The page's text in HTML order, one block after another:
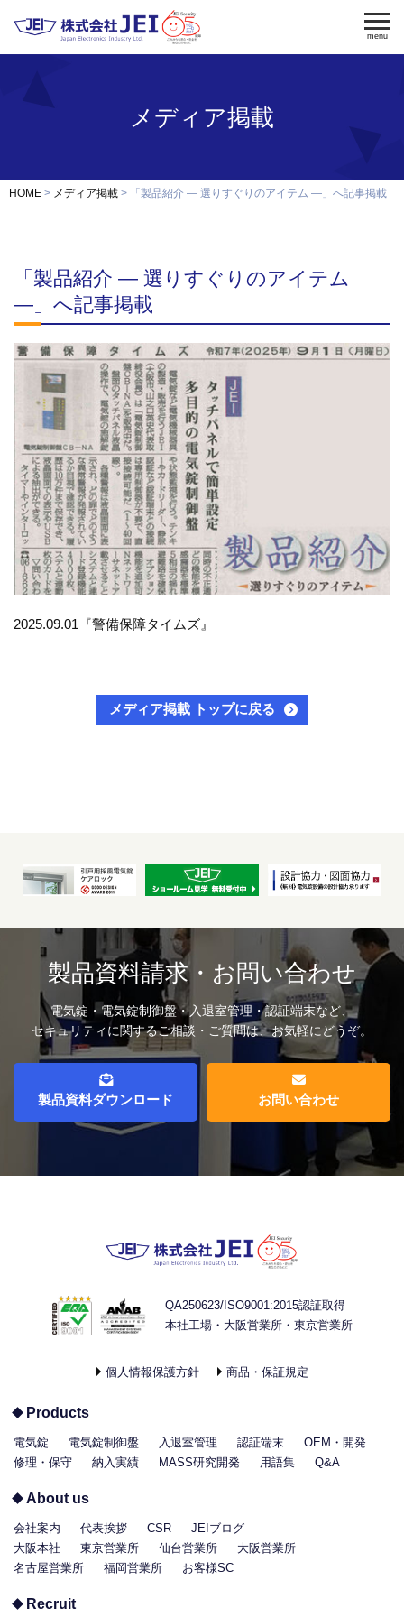
会社案内 求人採用
製品資料ダウンロード お問い合わせ
電気錠制御盤 入退室管理
menu
メディア掲載
HOME メディア掲載 「製品紹介 ― 選りすぐりのアイテム ―」へ記事掲載
「製品紹介 ― 選りすぐりのアイテム
―」へ記事掲載
2025.09.01『警備保障タイムズ』
メディア掲載 トップに戻る
製品資料請求・お問い合わせ
電気錠・電気錠制御盤・入退室管理・認証端末など、
セキュリティに関するご相談・ご質問は、お気軽にどうぞ。
製品資料ダウンロード お問い合わせ
QA250623/ISO9001:2015認証取得
本社工場・大阪営業所・東京営業所
個人情報保護方針 商品・保証規定
Products
電気錠 電気錠制御盤 入退室管理 認証端末
OEM・開発
修理・保守
納入実績 MASS研究開発 用語集 Q&A
About us
会社案内 代表挨拶 CSR
JEIブログ
大阪本社
東京営業所 仙台営業所
大阪営業所
名古屋営業所
福岡営業所 お客様SC
Recruit